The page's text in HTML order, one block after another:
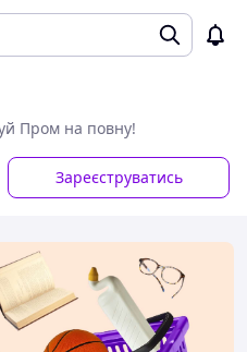
Пром на повну!
Зареєструватись